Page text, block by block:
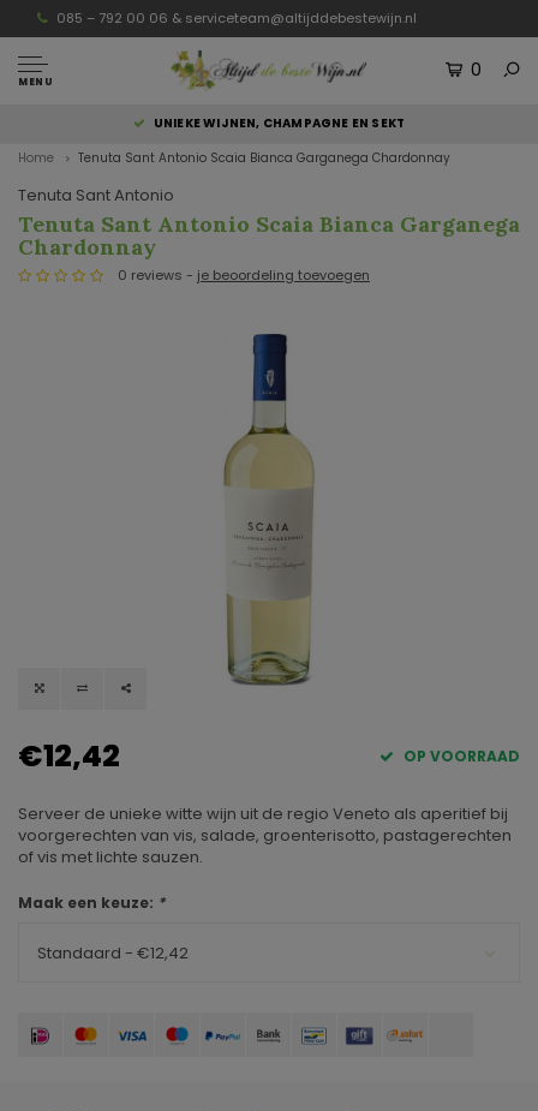
085 – 792 00 06 & serviceteam@altijddebestewijn.nl
MENU
0
UNIEKE WIJNEN, CHAMPAGNE EN SEKT
Home Tenuta Sant Antonio Scaia Bianca Garganega Chardonnay
Tenuta Sant Antonio
Tenuta Sant Antonio Scaia Bianca Garganega
Chardonnay
0 reviews - je beoordeling toevoegen
€12,42 OP VOORRAAD
Serveer de unieke witte wijn uit de regio Veneto als aperitief bij
voorgerechten van vis, salade, groenterisotto, pastagerechten
of vis met lichte sauzen.
Maak een keuze: *
Standaard - €12,42